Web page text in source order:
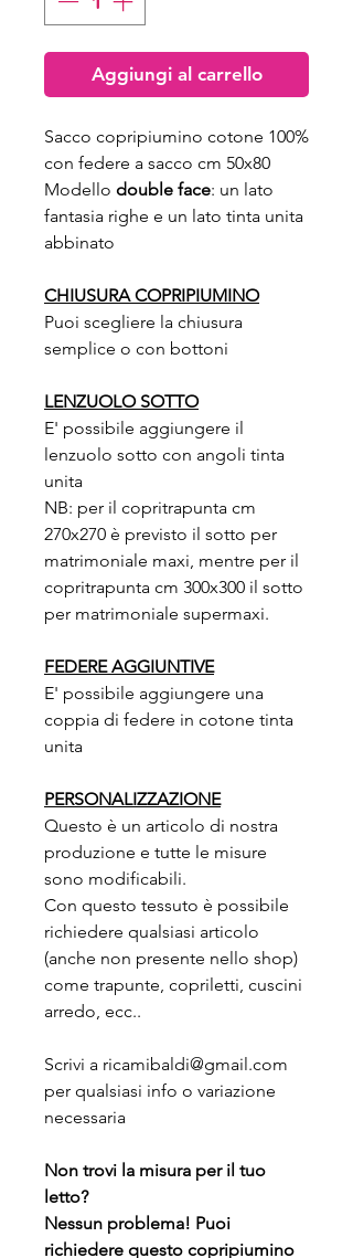
Aggiungi al carrello
Sacco copripiumino cotone 100%
con federe a sacco cm 50x80
Modello double face: un lato
fantasia righe e un lato tinta unita
abbinato
CHIUSURA COPRIPIUMINO
Puoi scegliere la chiusura
semplice o con bottoni
LENZUOLO SOTTO
E' possibile aggiungere il
lenzuolo sotto con angoli tinta
unita
NB: per il copritrapunta cm
270x270 è previsto il sotto per
matrimoniale maxi, mentre per il
copritrapunta cm 300x300 il sotto
per matrimoniale supermaxi.
FEDERE AGGIUNTIVE
E' possibile aggiungere una
coppia di federe in cotone tinta
unita
PERSONALIZZAZIONE
Questo è un articolo di nostra
produzione e tutte le misure
sono modificabili.
Con questo tessuto è possibile
richiedere qualsiasi articolo
(anche non presente nello shop)
come trapunte, copriletti, cuscini
arredo, ecc..
Scrivi a ricamibaldi@gmail.com
per qualsiasi info o variazione
necessaria
Non trovi la misura per il tuo
letto?
Nessun problema! Puoi
richiedere questo copripiumino